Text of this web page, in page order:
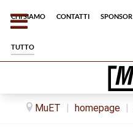
Chi siamo Contatti Sponsor
tutto
MuET | homepage |